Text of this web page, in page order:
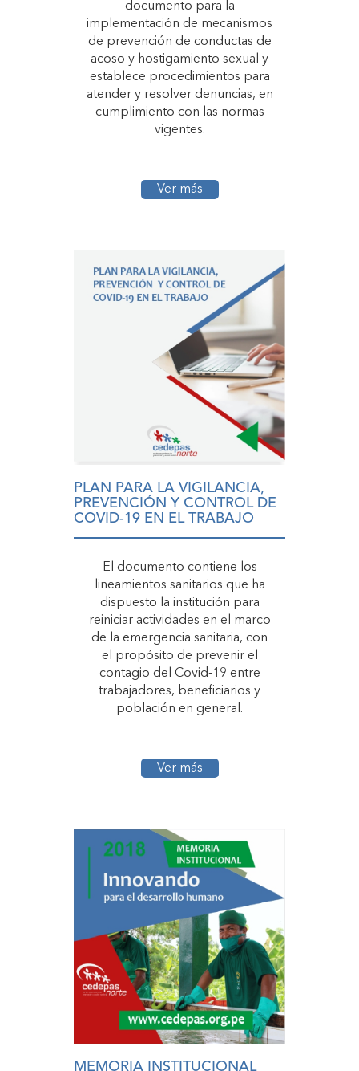
documento para la
implementación de mecanismos
de prevención de conductas de
acoso y hostigamiento sexual y
establece procedimientos para
atender y resolver denuncias, en
cumplimiento con las normas
vigentes.
Ver más
PLAN PARA LA VIGILANCIA,
PREVENCIÓN Y CONTROL DE
COVID-19 EN EL TRABAJO
El documento contiene los
lineamientos sanitarios que ha
dispuesto la institución para
reiniciar actividades en el marco
de la emergencia sanitaria, con
el propósito de prevenir el
contagio del Covid-19 entre
trabajadores, beneficiarios y
población en general.
Ver más
MEMORIA INSTITUCIONAL